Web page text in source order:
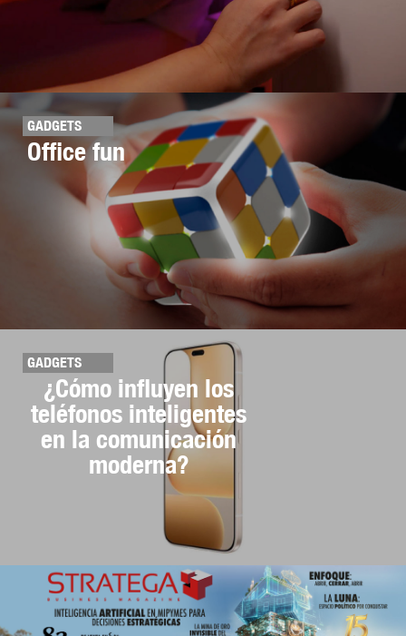
GADGETS
Office fun
GADGETS
¿Cómo influyen los
teléfonos inteligentes
en la comunicación
moderna?